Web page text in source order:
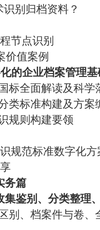
别归档资料？
节点识别
价值案例
的企业档案管理
标全面解读及科学
类标准构建及方案
规则构建要领
规范标准数字化方
务篇
集鉴别、分类整理
别、档案件与卷